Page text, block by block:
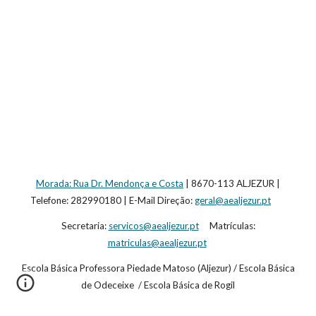
Morada: Rua Dr. Mendonça e Costa
| 8670-113 ALJEZUR |
Telefone: 282990180 | E-Mail Direção:geral@aealjezur.pt
Secretaria: servicos@aealjezur.ptMatrículas:
matriculas@aealjezur.pt
Escola Básica Professora Piedade Matoso (Aljezur) / Escola Básica
de Odeceixe / Escola Básica de Rogil